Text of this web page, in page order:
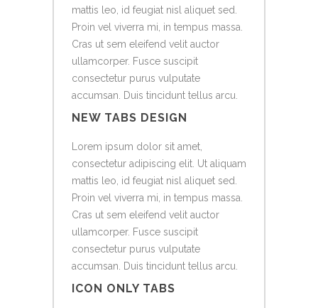
mattis leo, id feugiat nisl aliquet sed.
Proin vel viverra mi, in tempus massa.
Cras ut sem eleifend velit auctor
ullamcorper. Fusce suscipit
consectetur purus vulputate
accumsan. Duis tincidunt tellus arcu.
NEW TABS DESIGN
Lorem ipsum dolor sit amet,
consectetur adipiscing elit. Ut aliquam
mattis leo, id feugiat nisl aliquet sed.
Proin vel viverra mi, in tempus massa.
Cras ut sem eleifend velit auctor
ullamcorper. Fusce suscipit
consectetur purus vulputate
accumsan. Duis tincidunt tellus arcu.
ICON ONLY TABS